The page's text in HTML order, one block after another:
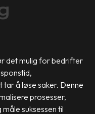
det mulig for bedrifter
å løse saker. Denne
prosesser,
suksessen til